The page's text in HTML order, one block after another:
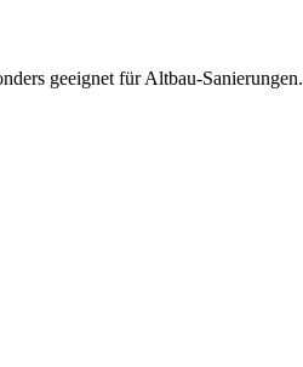
geeignet für Altbau-Sanierungen.